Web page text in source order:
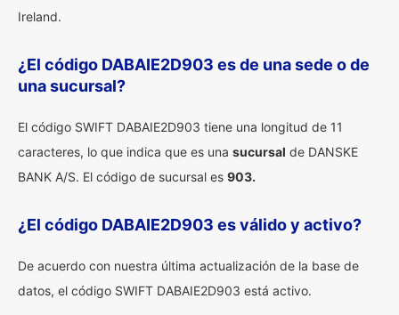
Ireland.
¿El código DABAIE2D903 es de una sede o de
una sucursal?
El código SWIFT DABAIE2D903 tiene una longitud de 11
caracteres, lo que indica que es una sucursal de DANSKE
BANK A/S. El código de sucursal es 903.
¿El código DABAIE2D903 es válido y activo?
De acuerdo con nuestra última actualización de la base de
datos, el código SWIFT DABAIE2D903 está activo.